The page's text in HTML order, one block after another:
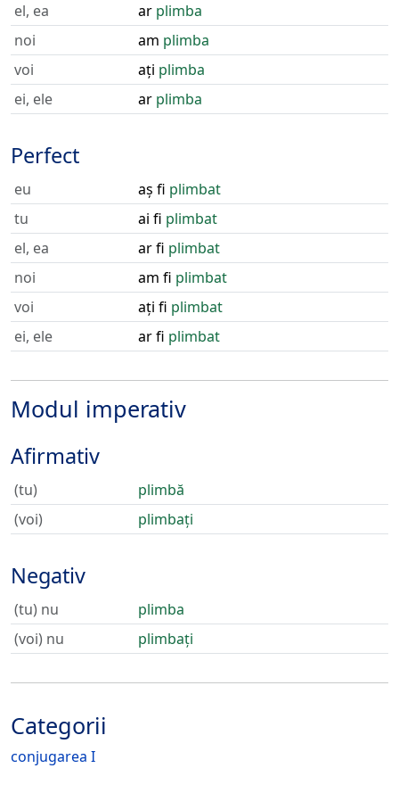
el, ea
ar plimba
noi
am plimba
voi
ați plimba
ei, ele
ar plimba
Perfect
eu aș fi plimbat
tu
ai fi plimbat
el, ea
ar fi plimbat
noi
am fi plimbat
voi
ați fi plimbat
ei, ele
ar fi plimbat
Modul imperativ
Afirmativ
(tu)
plimbă
(voi)
plimbați
Negativ
(tu) nu
plimba
(voi) nu
plimbați
Categorii
conjugarea I